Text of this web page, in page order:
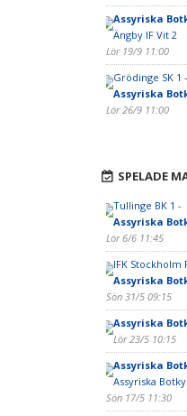
Assyriska
Ängby IF Vit 2
Lör 19/9 11:00
Grödinge SK 1 -
Assyriska
Lör 26/9 11:00
SPELADE
Tullinge BK 1 -
Assyriska
Lör 6/6 11:45
IFK Stockholm
Assyriska
Sön 31/5 09:15
Assyriska
Lör 23/5 10:15
Assyriska
Assyriska
Sön 17/5 11:30